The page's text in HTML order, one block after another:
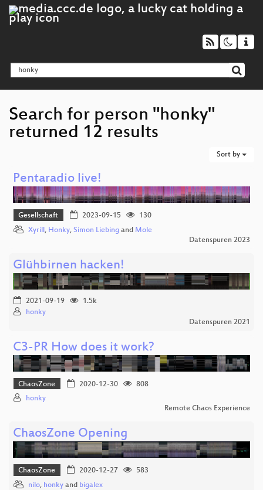
Search for person "honky"
returned 12 results
Sort by
Pentaradio live!
Gesellschaft 2023-09-15
130
Xyrill , Honky, Simon Liebing and Mole
Datenspuren 2023
Glühbirnen hacken!
2021-09-19
1.5k
honky
Datenspuren 2021
C3-PR How does it work?
ChaosZone 2020-12-30
808
honky
Remote Chaos Experience
ChaosZone Opening
ChaosZone 2020-12-27
583
nilo, honky and bigalex